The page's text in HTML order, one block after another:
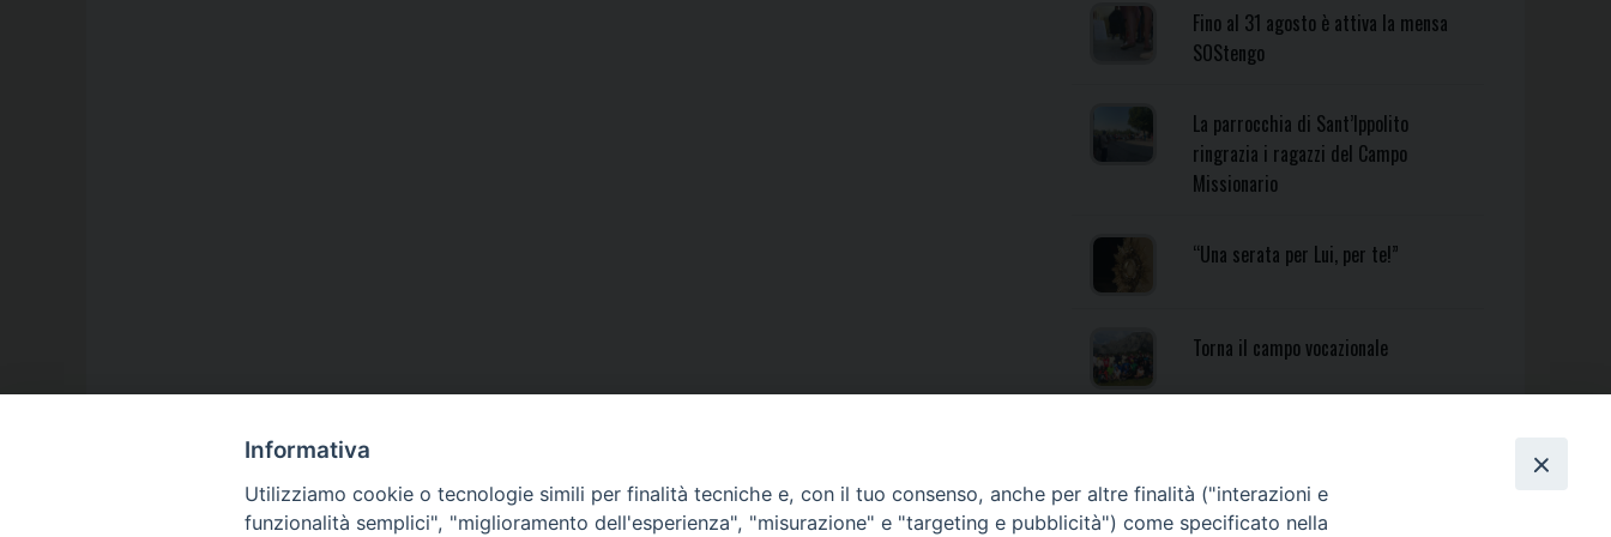
Fino al 31 agosto è attiva la mensa
SOStengo
La parrocchia di Sant’Ippolito
ringrazia i ragazzi del Campo
Missionario
“Una serata per Lui, per te!”
Torna il campo vocazionale
Informativa
Utilizziamo cookie o tecnologie simili per finalità tecniche e, con il tuo consenso, anche per altre finalità ("interazioni e
funzionalità semplici", "miglioramento dell'esperienza", "misurazione" e "targeting e pubblicità") come specificato nella